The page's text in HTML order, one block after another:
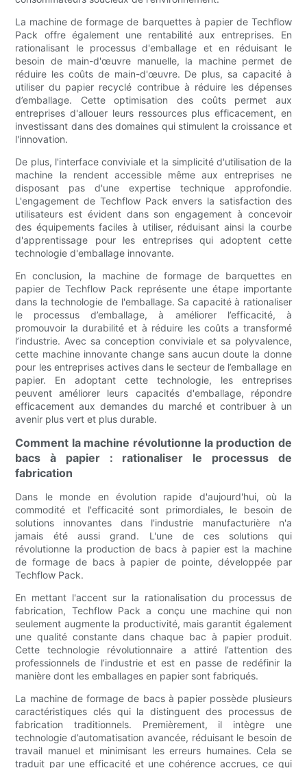
La machine de formage de barquettes à papier de Techflow
Pack offre également une rentabilité aux entreprises. En
rationalisant le processus d'emballage et en réduisant le
besoin de main-d'œuvre manuelle, la machine permet de
réduire les coûts de main-d'œuvre. De plus, sa capacité à
utiliser du papier recyclé contribue à réduire les dépenses
d’emballage. Cette optimisation des coûts permet aux
entreprises d'allouer leurs ressources plus efficacement, en
investissant dans des domaines qui stimulent la croissance et
l'innovation.
De plus, l'interface conviviale et la simplicité d'utilisation de la
machine la rendent accessible même aux entreprises ne
disposant pas d'une expertise technique approfondie.
L'engagement de Techflow Pack envers la satisfaction des
utilisateurs est évident dans son engagement à concevoir
des équipements faciles à utiliser, réduisant ainsi la courbe
d'apprentissage pour les entreprises qui adoptent cette
technologie d'emballage innovante.
En conclusion, la machine de formage de barquettes en
papier de Techflow Pack représente une étape importante
dans la technologie de l'emballage. Sa capacité à rationaliser
le processus d’emballage, à améliorer l’efficacité, à
promouvoir la durabilité et à réduire les coûts a transformé
l’industrie. Avec sa conception conviviale et sa polyvalence,
cette machine innovante change sans aucun doute la donne
pour les entreprises actives dans le secteur de l’emballage en
papier. En adoptant cette technologie, les entreprises
peuvent améliorer leurs capacités d'emballage, répondre
efficacement aux demandes du marché et contribuer à un
avenir plus vert et plus durable.
Comment la machine révolutionne la production de
bacs à papier : rationaliser le processus de
fabrication
Dans le monde en évolution rapide d'aujourd'hui, où la
commodité et l'efficacité sont primordiales, le besoin de
solutions innovantes dans l'industrie manufacturière n'a
jamais été aussi grand. L'une de ces solutions qui
révolutionne la production de bacs à papier est la machine
de formage de bacs à papier de pointe, développée par
Techflow Pack.
En mettant l'accent sur la rationalisation du processus de
fabrication, Techflow Pack a conçu une machine qui non
seulement augmente la productivité, mais garantit également
une qualité constante dans chaque bac à papier produit.
Cette technologie révolutionnaire a attiré l’attention des
professionnels de l’industrie et est en passe de redéfinir la
manière dont les emballages en papier sont fabriqués.
La machine de formage de bacs à papier possède plusieurs
caractéristiques clés qui la distinguent des processus de
fabrication traditionnels. Premièrement, il intègre une
technologie d’automatisation avancée, réduisant le besoin de
travail manuel et minimisant les erreurs humaines. Cela se
traduit par une efficacité et une cohérence accrues, ce qui